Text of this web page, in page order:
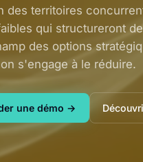
des territoires
qui structureront
des options
s'engage à le réduire.
une démo →